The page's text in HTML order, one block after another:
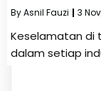
ByAsnil Fauzi | 3
Keselamatan di
dalam setiap